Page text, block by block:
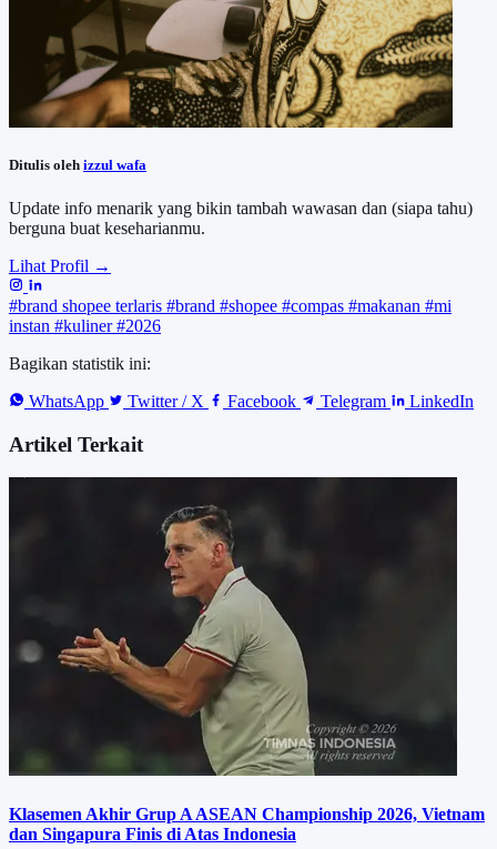
Ditulis oleh izzul wafa
Update info menarik yang bikin tambah wawasan dan (siapa tahu)
berguna buat keseharianmu.
Lihat Profil →
#brand shopee terlaris #brand #shopee #compas #makanan #mi
instan #kuliner#2026
Bagikan statistik ini:
WhatsApp
Twitter / X Facebook Telegram LinkedIn
Artikel Terkait
Klasemen Akhir Grup A ASEAN Championship 2026, Vietnam
dan Singapura Finis di Atas Indonesia